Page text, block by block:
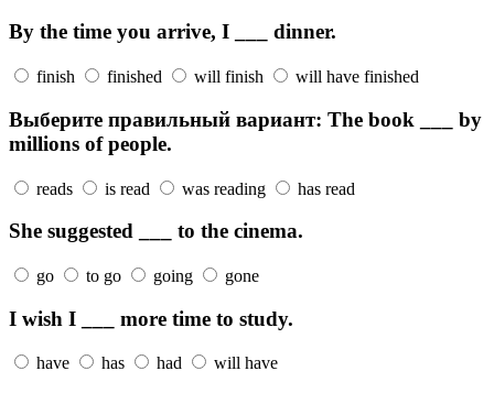
By the time you arrive, I ___ dinner.
finish finished will finish will have finished
Выберите правильный вариант: The book ___ by
millions of people.
reads is read was reading has read
She suggested ___ to the cinema.
go to go going gone
I wish I ___ more time to study.
have has had will have